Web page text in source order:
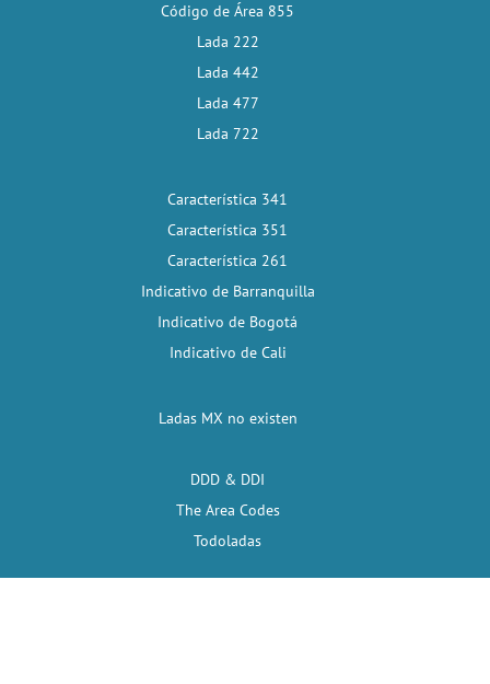
Código de Área 855
Lada 222
Lada 442
Lada 477
Lada 722
Característica 341
Característica 351
Característica 261
Indicativo de Barranquilla
Indicativo de Bogotá
Indicativo de Cali
Ladas MX no existen
DDD & DDI
The Area Codes
Todoladas